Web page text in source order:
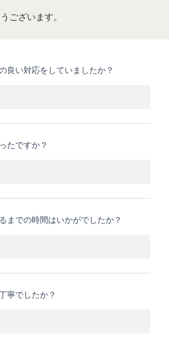
ございます。
良い対応をしていましたか？
たですか？
までの時間はいかがでしたか？
寧でしたか？